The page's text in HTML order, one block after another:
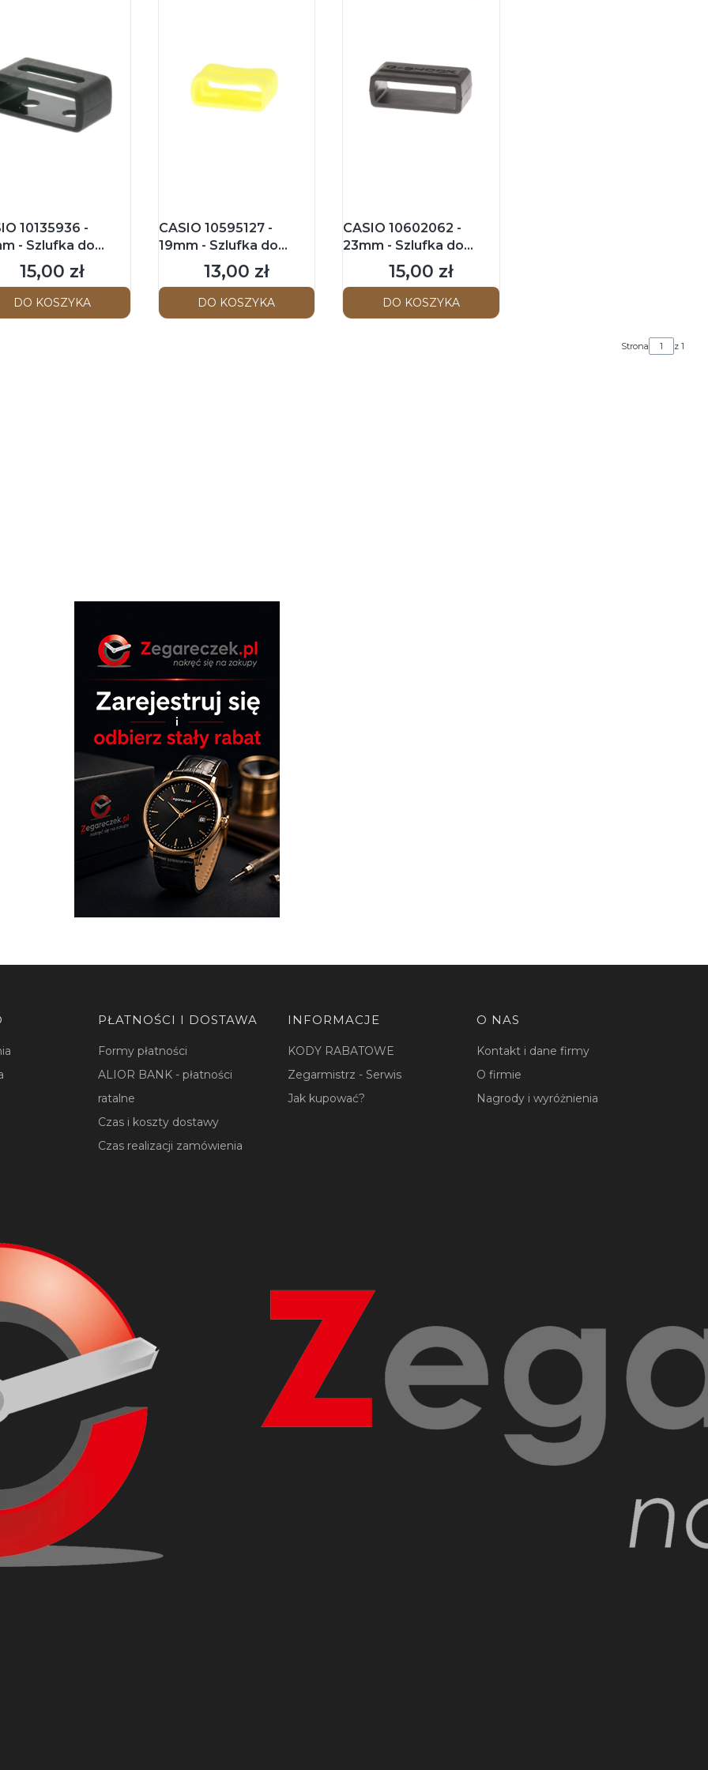
10135936 -
- Szlufka do
Cena
15,00 zł
DO KOSZYKA
CASIO 10595127 -
19mm - Szlufka do
paska - GMA-B800-9A /
GMD-B800SC-1B
Cena
13,00 zł
DO KOSZYKA
CASIO 10602062 -
23mm - Szlufka do
paska - GST-B100B-1A3
/ GST-B100B-1A4 / GST-
B100GA-1A
Cena
15,00 zł
DO KOSZYKA
Strona z 1
PŁATNOŚCI I DOSTAWA
Formy płatności
ALIOR BANK - płatności
ratalne
Czas i koszty dostawy
Czas realizacji zamówienia
INFORMACJE
KODY RABATOWE
Zegarmistrz - Serwis
Jak kupować?
O NAS
Kontakt i dane firmy
O firmie
Nagrody i wyróżnienia